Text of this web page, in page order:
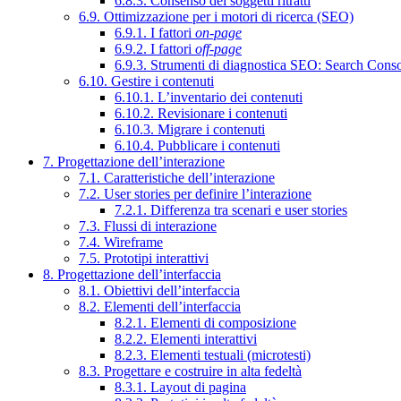
6.9. Ottimizzazione per i motori di ricerca (SEO)
6.9.1. I fattori on-page
6.9.2. I fattori off-page
6.9.3. Strumenti di diagnostica SEO: Search
6.10. Gestire i contenuti
6.10.1. L’inventario dei contenuti
6.10.2. Revisionare i contenuti
6.10.3. Migrare i contenuti
6.10.4. Pubblicare i contenuti
7. Progettazione dell’interazione
7.1. Caratteristiche dell’interazione
7.2. User stories per definire l’interazione
7.2.1. Differenza tra scenari e user stories
7.3. Flussi di interazione
7.4. Wireframe
7.5. Prototipi interattivi
8. Progettazione dell’interfaccia
8.1. Obiettivi dell’interfaccia
8.2. Elementi dell’interfaccia
8.2.1. Elementi di composizione
8.2.2. Elementi interattivi
8.2.3. Elementi testuali (microtesti)
8.3. Progettare e costruire in alta fedeltà
8.3.1. Layout di pagina